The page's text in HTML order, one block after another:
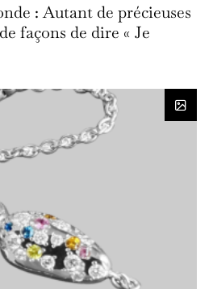
: Autant de précieuses
façons de dire « Je